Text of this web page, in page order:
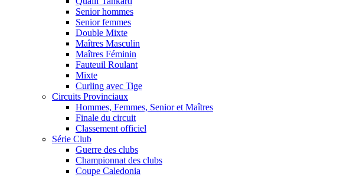
Senior hommes
Senior femmes
Double Mixte
Maîtres Masculin
Maîtres Féminin
Fauteuil Roulant
Mixte
Curling avec Tige
Circuits Provinciaux
Hommes, Femmes, Senior et Maîtres
Finale du circuit
Classement officiel
Série Club
Guerre des clubs
Championnat des clubs
Coupe Caledonia